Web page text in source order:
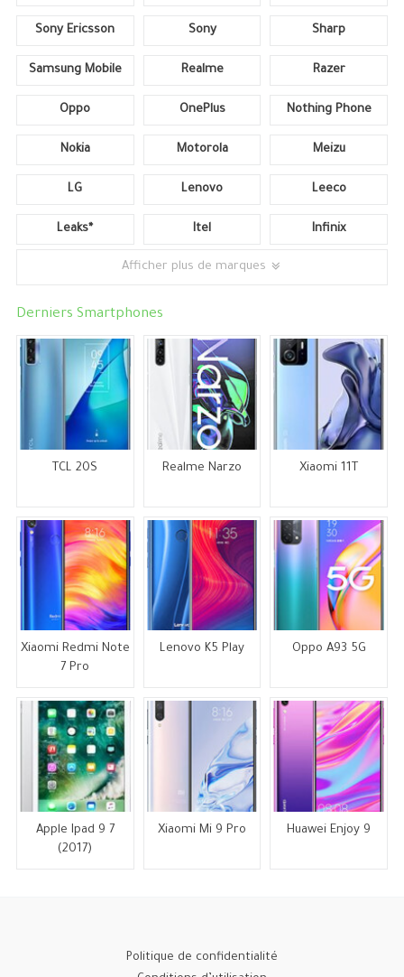
Sony Ericsson Sony Sharp
Samsung Mobile Realme Razer
Oppo OnePlus Nothing Phone
Nokia Motorola Meizu
LG Lenovo Leeco
Leaks* Itel Infinix
Afficher plus de marques
Derniers Smartphones
TCL 20S Realme Narzo Xiaomi 11T
Xiaomi Redmi Note
7 Pro
Lenovo K5 Play Oppo A93 5G
Apple Ipad 9 7
(2017)
Xiaomi Mi 9 Pro Huawei Enjoy 9
Politique de confidentialité